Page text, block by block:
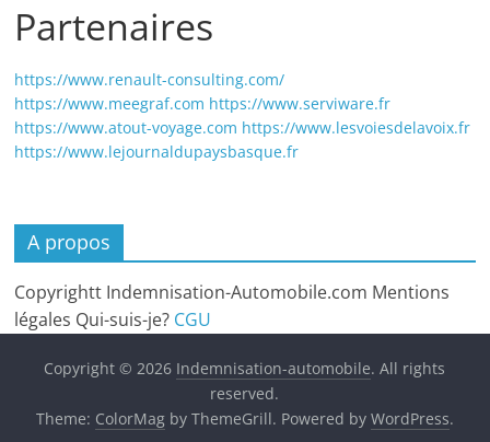
Partenaires
https://www.renault-consulting.com/
https://www.meegraf.com https://www.serviware.fr
https://www.atout-voyage.com https://www.lesvoiesdelavoix.fr
https://www.lejournaldupaysbasque.fr
A propos
Copyrightt Indemnisation-Automobile.com Mentions
légales Qui-suis-je? CGU
Copyright © 2026 Indemnisation-automobile. All rights
reserved.
Theme: ColorMagby ThemeGrill. Powered by WordPress.